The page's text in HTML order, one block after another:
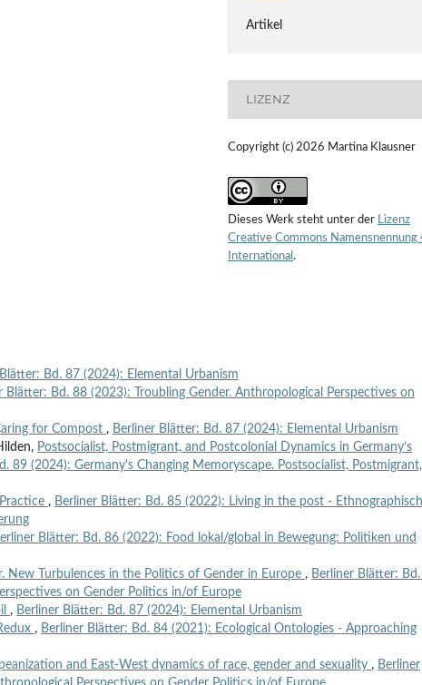
Artikel
LIZENZ
Copyright (c) 2026 Martina Klausner
Dieses Werk steht unter der Lizenz
Creative Commons Namensnennung
International .
Bd. 87 (2024): Elemental Urbanism
Blätter: Bd. 88 (2023): Troubling Gender. Anthropological Perspectives on
for Compost , Berliner Blätter: Bd. 87 (2024): Elemental Urbanism
Postsocialist, Postmigrant, and Postcolonial Dynamics in Germany’s
89 (2024): Germany's Changing Memoryscape. Postsocialist, Postmigrant,
, Berliner Blätter: Bd. 85 (2022): Living in the post -
Blätter: Bd. 86 (2022): Food lokal/global in Bewegung: Politiken und
New Turbulences in the Politics of Gender in Europe , Berliner Blätter:
on Gender Politics in/of Europe
, Berliner Blätter: Bd. 87 (2024): Elemental Urbanism
, Berliner Blätter: Bd. 84 (2021): Ecological Ontologies - Approaching
and East-West dynamics of race, gender and sexuality , Berliner